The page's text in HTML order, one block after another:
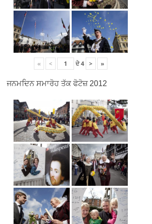
« < ਦੇ4 > »
ਜਨਮਦਿਨ ਸਮਾਰੋਹ ਤੱਕ ਫੋਟੋਜ਼ 2012